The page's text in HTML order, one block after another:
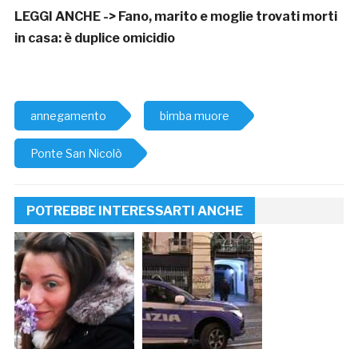
LEGGI ANCHE -> Fano, marito e moglie trovati morti
in casa: è duplice omicidio
annegamento bimba muore
Ponte San Nicolò
POTREBBE INTERESSARTI ANCHE